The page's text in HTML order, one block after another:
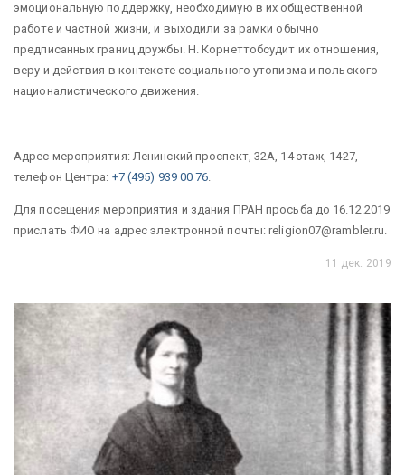
эмоциональную поддержку, необходимую в их общественной
работе и частной жизни, и выходили за рамки обычно
предписанных границ дружбы. Н. Корнеттобсудит их отношения,
веру и действия в контексте социального утопизма и польского
националистического движения.
Адрес мероприятия: Ленинский проспект, 32А, 14 этаж, 1427,
телефон Центра: +7 (495) 939 00 76.
Для посещения мероприятия и здания ПРАН просьба до 16.12.2019
прислать ФИО на адрес электронной почты: religion07@rambler.ru.
11 дек. 2019